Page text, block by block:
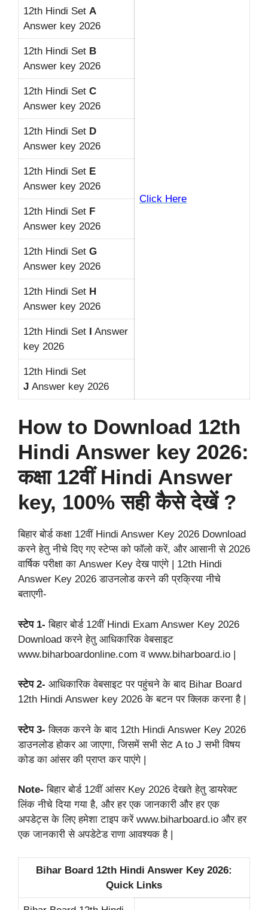
12th Hindi Set A
Answer key 2026
Click Here
12th Hindi Set B
Answer key 2026
12th Hindi Set C
Answer key 2026
12th Hindi Set D
Answer key 2026
12th Hindi Set E
Answer key 2026
12th Hindi Set F
Answer key 2026
12th Hindi Set G
Answer key 2026
12th Hindi Set H
Answer key 2026
12th Hindi Set I Answer
key 2026
12th Hindi Set
J Answer key 2026
How to Download 12th
Hindi Answer key 2026:
कक्षा 12वीं Hindi Answer
key, 100% सही कैसे देखें ?
बिहार बोर्ड कक्षा 12वीं Hindi Answer Key 2026 Download
करने हेतु नीचे दिए गए स्टेप्स को फॉलो करें, और आसानी से 2026
वार्षिक परीक्षा का Answer Key देख पाएंगे | 12th Hindi
Answer Key 2026 डाउनलोड करने की प्रक्रिया नीचे
बताएगी-
स्टेप 1- बिहार बोर्ड 12वीं Hindi Exam Answer Key 2026
Download करने हेतु आधिकारिक वेबसाइट
www.biharboardonline.com व www.biharboard.io |
स्टेप 2- आधिकारिक वेबसाइट पर पहुंचने के बाद Bihar Board
12th Hindi Answer key 2026 के बटन पर क्लिक करना है |
स्टेप 3- क्लिक करने के बाद 12th Hindi Answer Key 2026
डाउनलोड होकर आ जाएगा, जिसमें सभी सेट A to J सभी विषय
कोड का आंसर की प्राप्त कर पाएंगे |
Note- बिहार बोर्ड 12वीं आंसर Key 2026 देखते हेतु डायरेक्ट
लिंक नीचे दिया गया है, और हर एक जानकारी और हर एक
अपडेट्स के लिए हमेशा टाइप करें www.biharboard.io और हर
एक जानकारी से अपडेटेड राणा आवश्यक है |
Bihar Board 12th Hindi Answer Key 2026:
Quick Links